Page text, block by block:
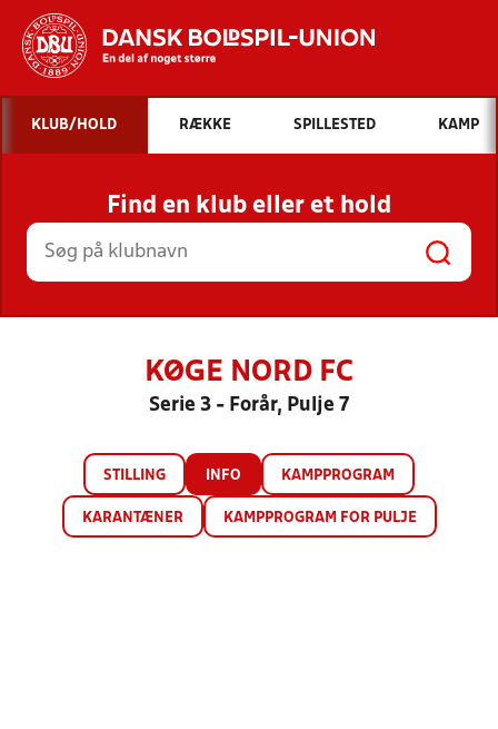
Hvad vil du søge efter?
INDHOLD OG NYHEDER
STILLINGER, RESULTATER, KLUBBER OG
HOLD
KLUB/HOLD RÆKKE SPILLESTED KAMP
Find en klub eller et hold
KØGE NORD FC
Serie 3 - Forår, Pulje 7
STILLING INFO KAMPPROGRAM
KARANTÆNER KAMPPROGRAM FOR PULJE